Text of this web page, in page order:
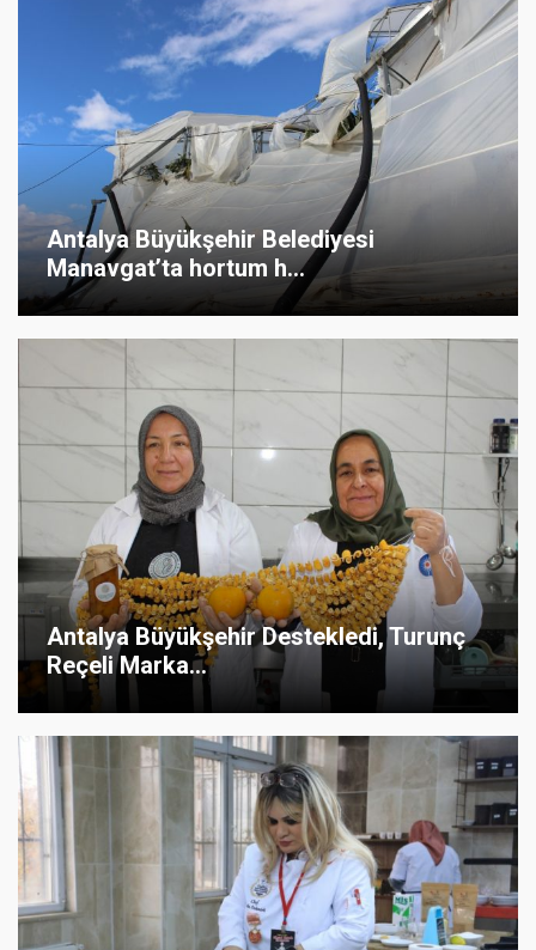
Antalya Büyükşehir Belediyesi
Manavgat’ta hortum h...
Antalya Büyükşehir Destekledi, Turunç
Reçeli Marka...